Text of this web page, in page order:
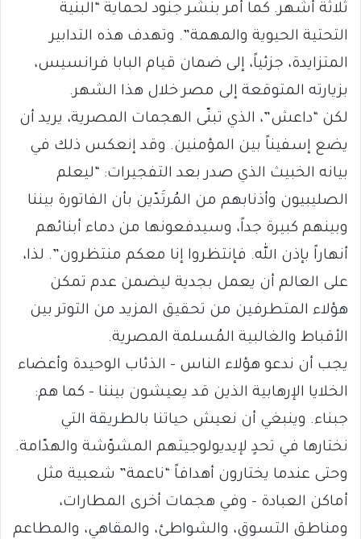
ثلاثة أشهر. كما أمر بنشر جنود لحماية “البنية
التحتية الحيوية والمهمة”. وتهدف هذه التدابير
المتزايدة، جزئياً، إلى ضمان قيام البابا فرانسيس،
بزيارته المتوقعة إلى مصر خلال هذا الشهر.
لكن “داعش”، الذي تبنّى الهجمات المصرية، يريد أن
يضع إسفيناً بين المؤمنين. وقد إنعكس ذلك في
بيانه الخبيث الذي صدر بعد التفجيرات: “ليعلم
الصليبيون وأذنابهم من المُرتَدّين بأن الفاتورة بيننا
وبينهم كبيرة جداً، وسيدفعونها من دماء أبنائهم
أنهاراً بإذن الله. فإنتظروا إنا معكم منتظرون”. لذا،
على العالم أن يعمل بجدية ليضمن عدم تمكن
هؤلاء المتطرفين من تحقيق المزيد من التوتر بين
الأقباط والغالبية المُسلمة المصرية.
يجب أن ندعو هؤلاء الناس – الذئاب الوحيدة وأعضاء
الخلايا الإرهابية الذين قد يعيشون بيننا – كما هم:
جبناء. وينبغي أن نعيش حياتنا بالطريقة التي
نختارها في تحدٍ لإيديولوجيتهم المشوّشة والهدّامة.
وحتى عندما يختارون أهدافاً “ناعمة” شعبية مثل
أماكن العبادة – وفي هجمات أخرى المطارات،
ومناطق التسوق، والشواطئ، والمقاهي، والمطاعم